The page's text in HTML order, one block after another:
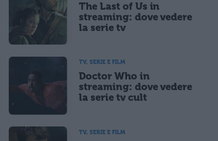
The Last of Us in
streaming: dove vedere
la serie tv
TV, SERIE E FILM
Doctor Who in
streaming: dove vedere
la serie tv cult
TV, SERIE E FILM